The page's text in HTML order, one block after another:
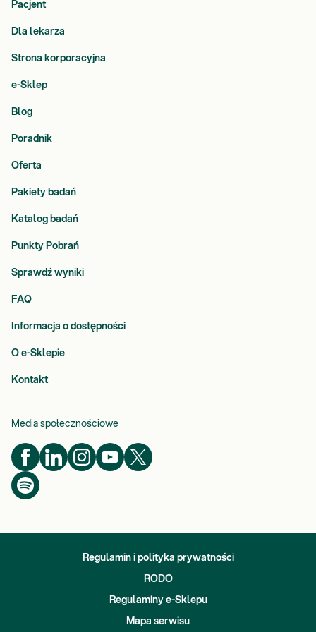
Pacjent
Dla lekarza
Strona korporacyjna
e-Sklep
Blog
Poradnik
Oferta
Pakiety badań
Katalog badań
Punkty Pobrań
Sprawdź wyniki
FAQ
Informacja o dostępności
O e-Sklepie
Kontakt
Media społecznościowe
Regulamin i polityka prywatności
RODO
Regulaminy e-Sklepu
Mapa serwisu